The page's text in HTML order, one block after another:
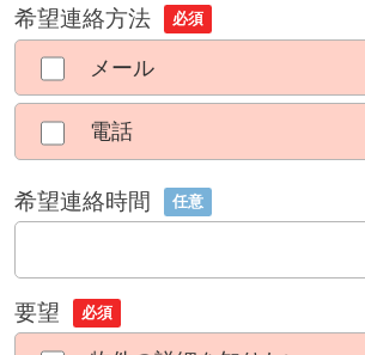
希望連絡方法 必須
メール
電話
希望連絡時間 任意
要望 必須